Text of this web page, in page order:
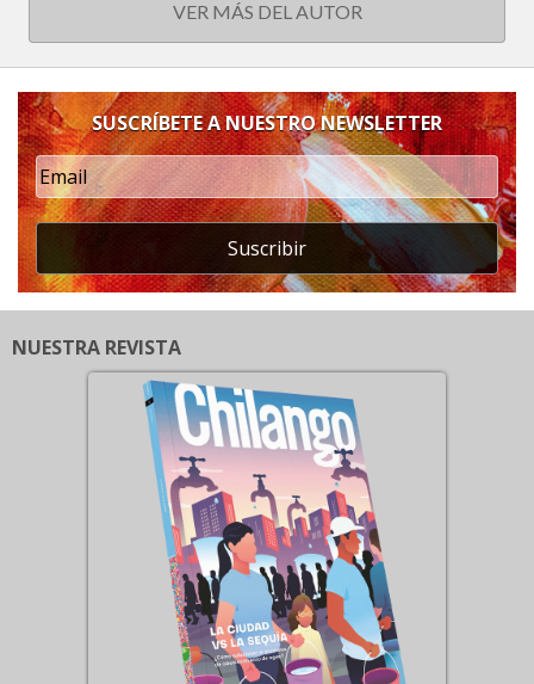
VER MÁS DEL AUTOR
SUSCRÍBETE A NUESTRO NEWSLETTER
Suscribir
NUESTRA REVISTA